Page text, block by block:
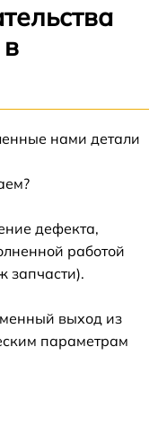
нами детали
дефекта,
работой
запчасти).
выход из
параметрам